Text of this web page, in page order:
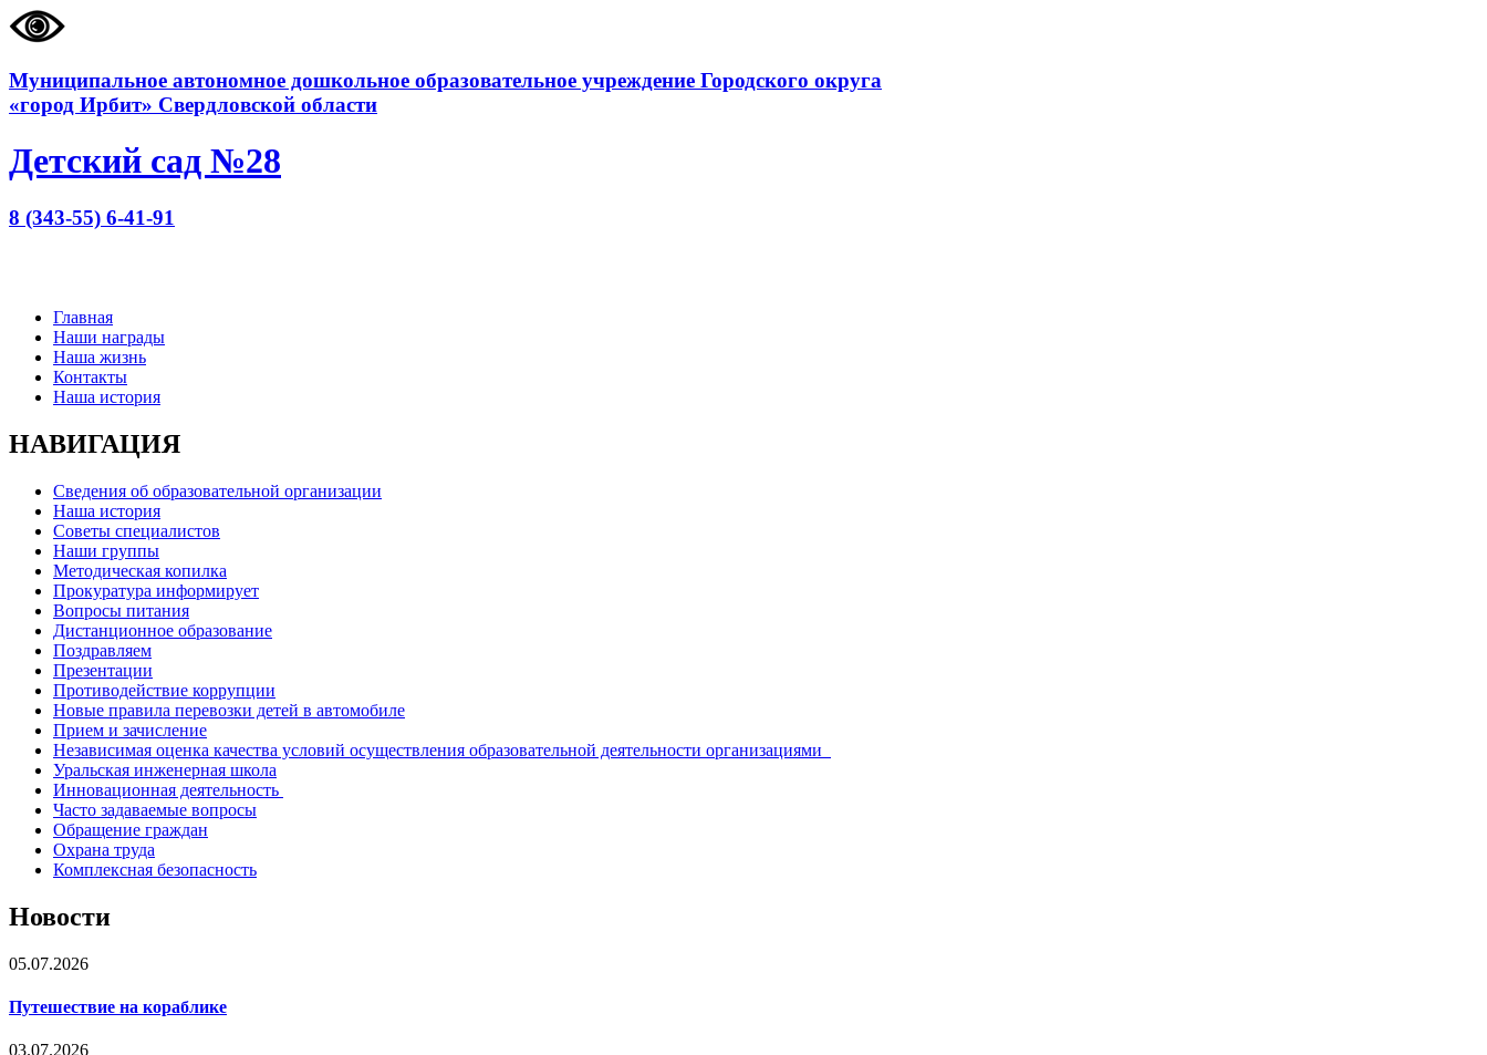
Муниципальное автономное дошкольное образовательное учреждение Городского округа
«город Ирбит» Свердловской области
Детский сад №28
8 (343-55) 6-41-91
Главная
Наши награды
Наша жизнь
Контакты
Наша история
НАВИГАЦИЯ
Сведения об образовательной организации
Наша история
Советы специалистов
Наши группы
Методическая копилка
Прокуратура информирует
Вопросы питания
Дистанционное образование
Поздравляем
Презентации
Противодействие коррупции
Новые правила перевозки детей в автомобиле
Прием и зачисление
Независимая оценка качества условий осуществления образовательной деятельности организациями
Уральская инженерная школа
Инновационная деятельность
Часто задаваемые вопросы
Обращение граждан
Охрана труда
Комплексная безопасность
Новости
05.07.2026
Путешествие на кораблике
03.07.2026